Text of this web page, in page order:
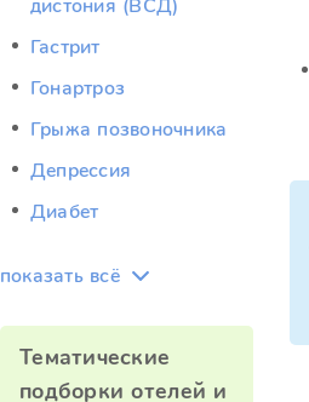
дистония (ВСД)
Гастрит
Гонартроз
Грыжа позвоночника
Депрессия
Диабет
показать всё
Тематические
подборки отелей и